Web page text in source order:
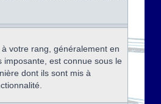
à votre rang, généralement en
imposante, est connue sous le
dont ils sont mis à